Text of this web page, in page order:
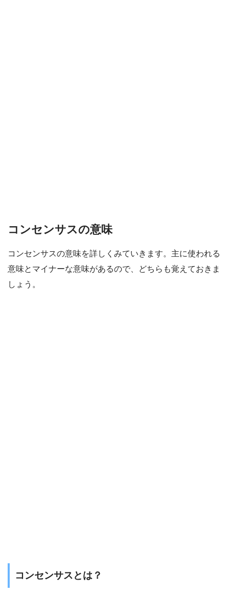
コンセンサスの意味
コンセンサスの意味を詳しくみていきます。主に使われる
意味とマイナーな意味があるので、どちらも覚えておきま
しょう。
コンセンサスとは？